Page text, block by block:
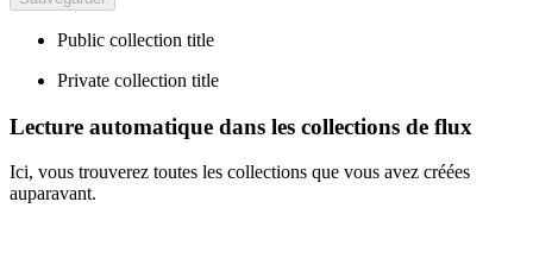
Public collection title
Private collection title
Lecture automatique dans les collections de flux
Ici, vous trouverez toutes les collections que vous avez créées
auparavant.